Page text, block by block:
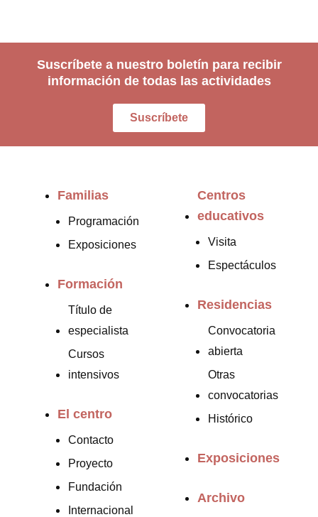
Suscríbete a nuestro boletín para recibir
información de todas las actividades
Suscríbete
Familias
Programación
Exposiciones
Formación
Título de
especialista
Cursos
intensivos
El centro
Contacto
Proyecto
Fundación
Internacional
Centros
educativos
Visita
Espectáculos
Residencias
Convocatoria
abierta
Otras
convocatorias
Histórico
Exposiciones
Archivo